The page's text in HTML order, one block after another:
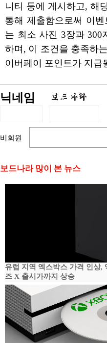
니티 등에 게시하고, 해
통해 제출함으로써 이
는 최소 사진 3장과 300
하며, 이 조건을 충족하
이버페이 포인트가 지급
닉네임
비회원
보드나라 많이 본 뉴스
유럽 지역 엑스박스 가격 인상,
즈 X 출시가까지 상승